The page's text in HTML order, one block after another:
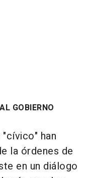
GOBIERNO
han
la órdenes de
en un diálogo